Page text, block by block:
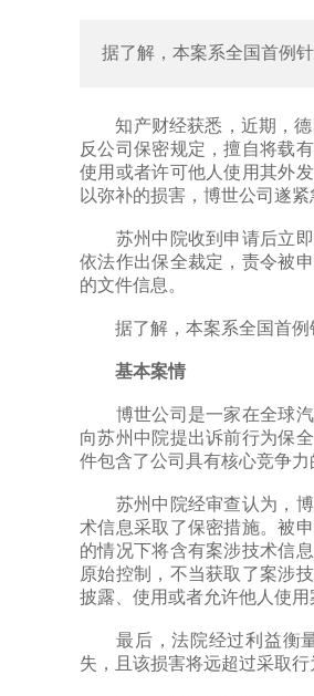
据了解，本案系全国首例
知产财经获悉，近期，德
反公司保密规定，擅自将载
使用或者许可他人使用其外
以弥补的损害，博世公司遂
苏州中院收到申请后立即
依法作出保全裁定，责令被
的文件信息。
据了解，本案系全国首例
基本案情
博世公司是一家在全球汽
向苏州中院提出诉前行为保
件包含了公司具有核心竞争
苏州中院经审查认为，博
术信息采取了保密措施。被
的情况下将含有案涉技术信
原始控制，不当获取了案涉
披露、使用或者允许他人使
最后，法院经过利益衡量
失，且该损害将远超过采取